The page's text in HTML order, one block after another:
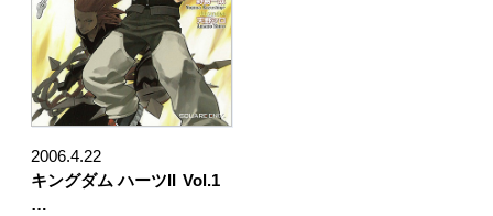
2006.4.22
キングダム ハーツII
Vol.1
…